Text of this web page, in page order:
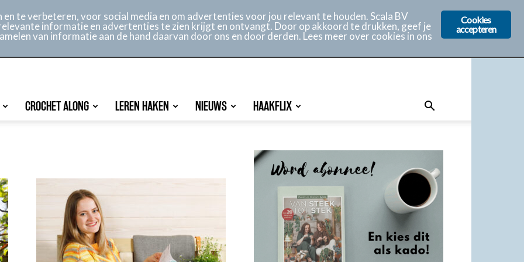
CROCHET ALONG LEREN HAKEN NIEUWS HAAKFLIX
Cookies
accepteren
te verbeteren, voor social media en om advertenties voor jou relevant te houden. Scala BV
informatie en advertenties te zien krijgt en ontvangt. Door op akkoord te drukken, geef je
van informatie aan de hand daarvan door ons en door derden. Lees meer over cookies in ons